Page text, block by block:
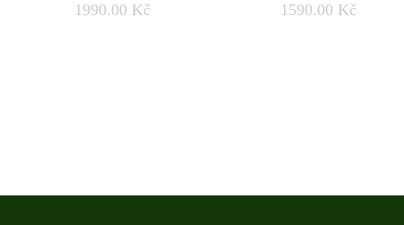
1990.00 Kč 1590.00 Kč